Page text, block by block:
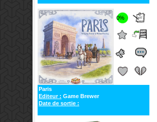
0%
Paris
Editeur : Game Brewer
Date de sortie :